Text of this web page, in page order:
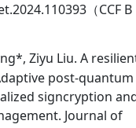
（CCF B
Ziyu Liu. A
post-quantum
signcryption
Journal of